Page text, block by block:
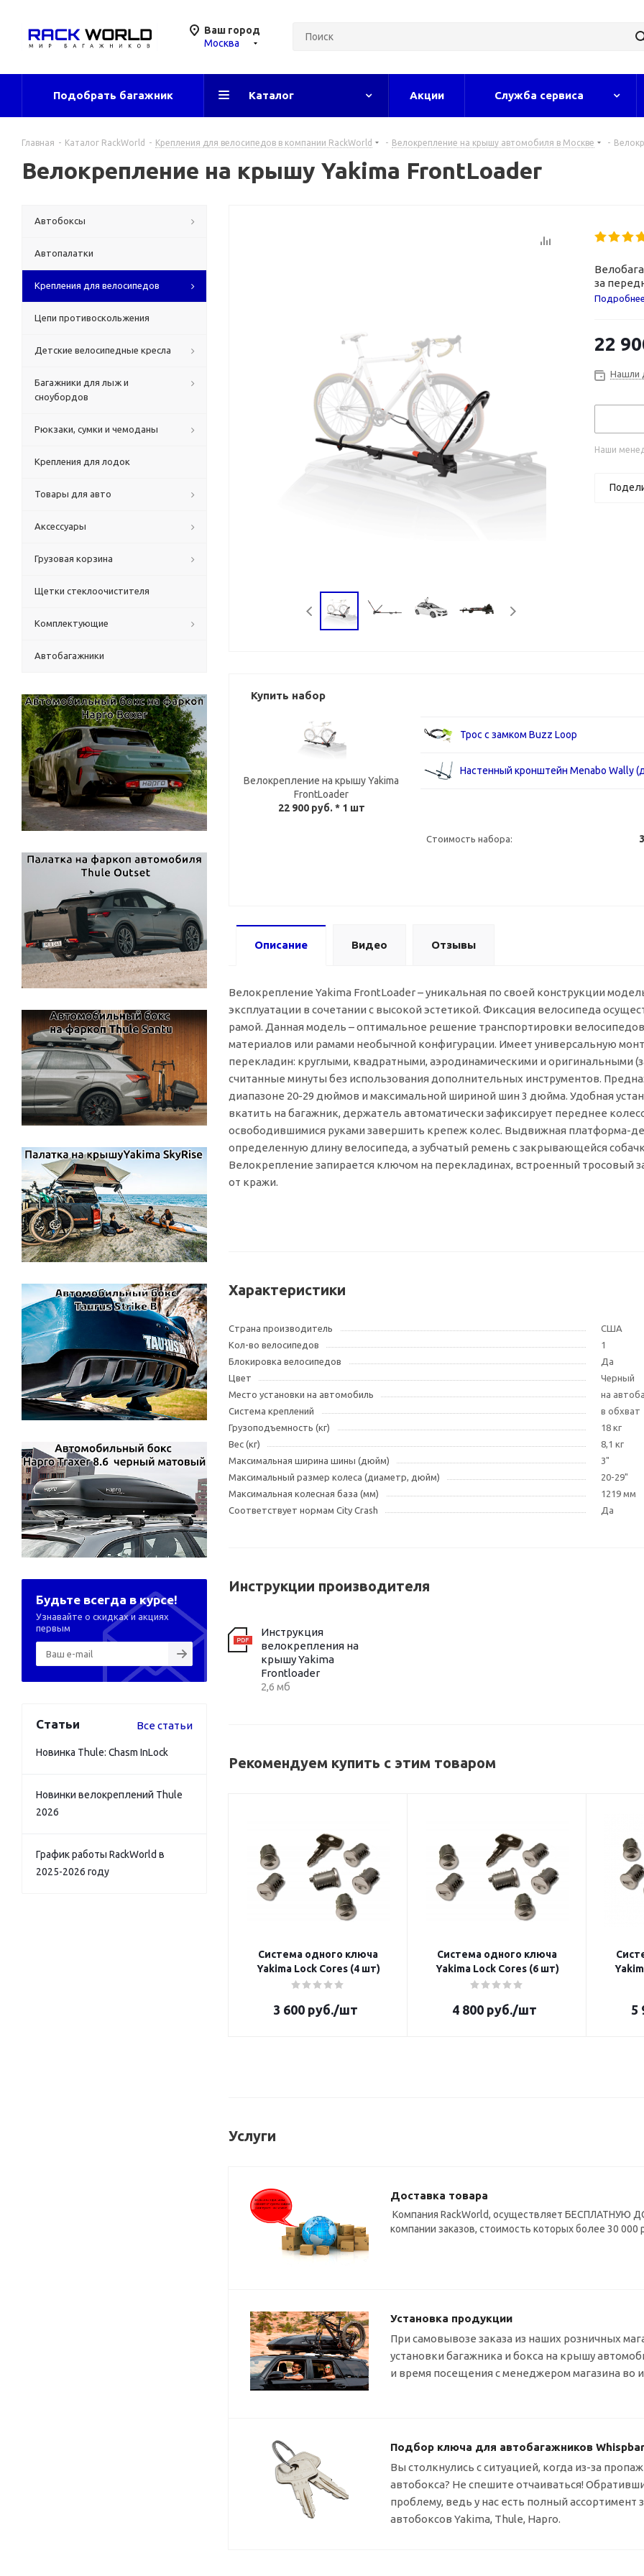
Ваш город
Москва
Подобрать багажник Каталог Акции Служба сервиса
Главная - Каталог RackWorld - Крепления для велосипедов в компании RackWorld - Велокрепление на крышу автомобиля в Москве -
Велокрепление на крышу Yakima FrontLoader
за
рам.
Подробнее
22
Нашли
Наши
Купить набор
Велокрепление на крышу Yakima
FrontLoader
22 900 руб. * 1 шт
Трос с замком Buzz Loop
Настенный кронштейн Menabo Wally
Стоимость набора:
Описание Видео Отзывы
Велокрепление Yakima FrontLoader – уникальная по своей конструкции
эксплуатации в сочетании с высокой эстетикой. Фиксация велосипеда
рамой. Данная модель – оптимальное решение транспортировки
материалов или рамами необычной конфигурации. Имеет универсальную
перекладин: круглыми, квадратными, аэродинамическими и оригинальными
считанные минуты без использования дополнительных инструментов.
диапазоне 20-29 дюймов и максимальной шириной шин 3 дюйма. Удобная
вкатить на багажник, держатель автоматически зафиксирует переднее
освободившимися руками завершить крепеж колес. Выдвижная платформа-
определенную длину велосипеда, а зубчатый ремень с закрывающейся
Велокрепление запирается ключом на перекладинах, встроенный тросовый
от кражи.
Характеристики
Страна производитель
США
Кол-во велосипедов
1
Блокировка велосипедов
Да
Цвет
Черный
Место установки на автомобиль
на
Система креплений
в обхват
Грузоподъемность (кг)
18 кг
Вес (кг)
8,1 кг
Максимальная ширина шины (дюйм)
3"
Максимальный размер колеса (диаметр, дюйм)
20-29"
Максимальная колесная база (мм)
1219 мм
Соответствует нормам City Crash
Да
Инструкции производителя
Инструкция
велокрепления на
крышу Yakima
Frontloader
2,6 мб
Рекомендуем купить с этим товаром
Система одного ключа
Yakima Lock Cores (4 шт)
3 600 руб./шт
Система одного ключа
Yakima Lock Cores (6 шт)
4 800 руб./шт 5
Услуги
Доставка товара
Компания RackWorld, осуществляет БЕСПЛАТНУЮ
компании заказов, стоимость которых более 30 000
Установка продукции
При самовывозе заказа из наших розничных
установки багажника и бокса на крышу
и время посещения с менеджером магазина во
Подбор ключа для автобагажников
Вы столкнулись с ситуацией, когда из-за
автобокса? Не спешите отчаиваться!
проблему, ведь у нас есть полный
автобоксов Yakima, Thule, Hapro.
Автобоксы
Автопалатки
Крепления для велосипедов
Цепи противоскольжения
Детские велосипедные кресла
Багажники для лыж и
сноубордов
Рюкзаки, сумки и чемоданы
Крепления для лодок
Товары для авто
Аксессуары
Грузовая корзина
Щетки стеклоочистителя
Комплектующие
Автобагажники
Будьте всегда в курсе!
Узнавайте о скидках и акциях
первым
Статьи Все статьи
Новинка Thule: Chasm InLock
Новинки велокреплений Thule
2026
График работы RackWorld в
2025-2026 году